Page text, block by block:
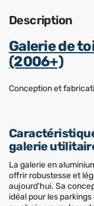
Description
Galerie de
(2006+)
Conception et
galerie
La galerie en
offrir robustesse et
aujourd'hui. Sa
idéal pour les